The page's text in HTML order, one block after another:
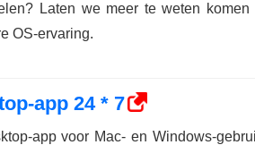
Laten we meer te weten komen
OS-ervaring.
app 24 * 7
app voor Mac- en Windows-